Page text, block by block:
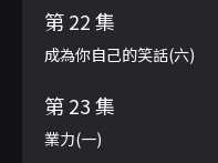
第 22 集
成為你自己的笑話(六)
第 23 集
業力(一)